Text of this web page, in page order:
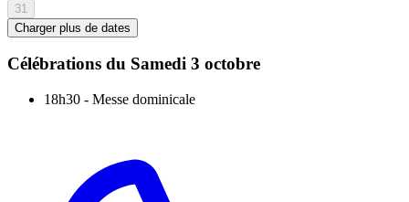
31
Charger plus de dates
Célébrations du Samedi 3 octobre
18h30 - Messe dominicale